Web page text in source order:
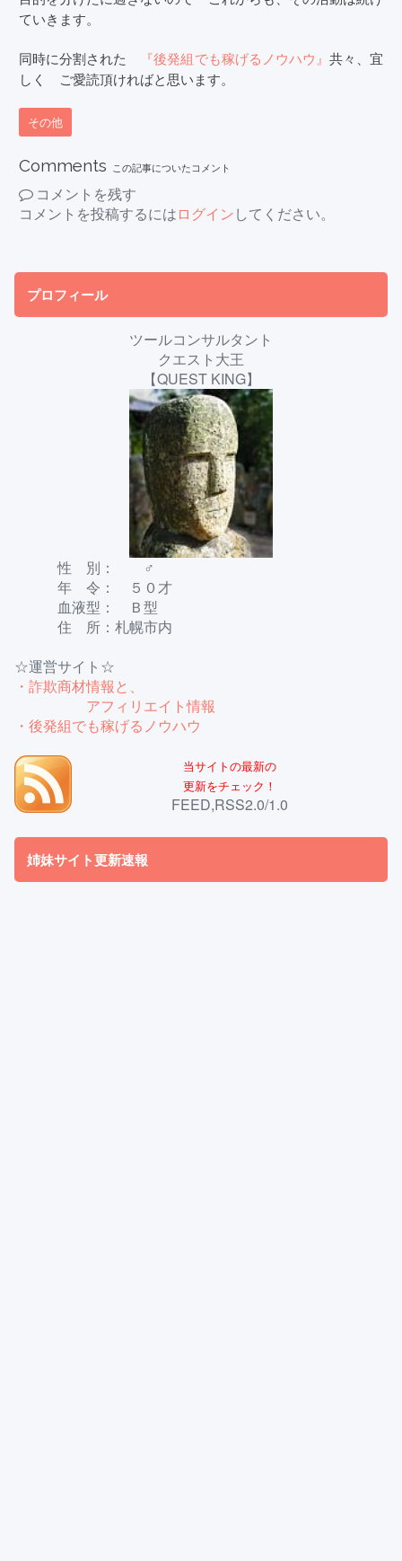
ていきます。
同時に分割された
『後発組でも稼げるノウハウ』 共々、宜
しく ご愛読頂ければと思います。
その他
Comments この記事についたコメント
コメントを残す
コメントを投稿するにはログインしてください。
プロフィール
ツールコンサルタント
クエスト大王
【QUEST KING】
性 別： ♂
年 令： ５０才
血液型： Ｂ型
住 所：札幌市内
☆運営サイト☆
・詐欺商材情報と、
アフィリエイト情報
・後発組でも稼げるノウハウ
当サイトの最新の
更新をチェック！
FEED,RSS2.0/1.0
姉妹サイト更新速報